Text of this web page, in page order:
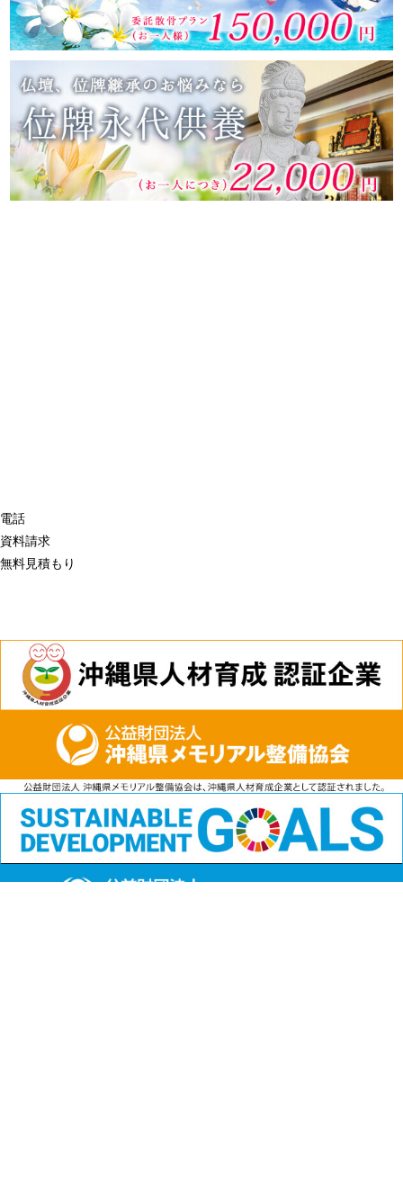
電話
資料請求
無料見積もり